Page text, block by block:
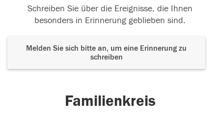
Schreiben Sie über die Ereignisse, die Ihnen
besonders in Erinnerung geblieben sind.
Melden Sie sich bitte an, um eine Erinnerung zu
schreiben
Familienkreis